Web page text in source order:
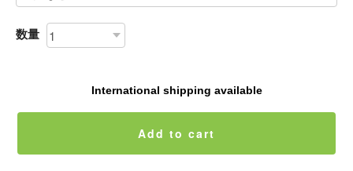
数量
International shipping available
Add to cart